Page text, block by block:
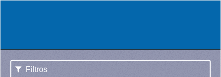
Filtros